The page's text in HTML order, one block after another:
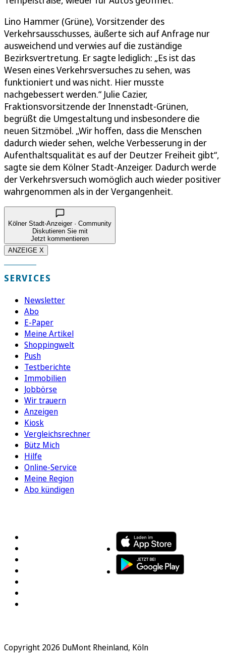
Lino Hammer (Grüne), Vorsitzender des
Verkehrsausschusses, äußerte sich auf Anfrage nur
ausweichend und verwies auf die zuständige
Bezirksvertretung. Er sagte lediglich: „Es ist das
Wesen eines Verkehrsversuches zu sehen, was
funktioniert und was nicht. Hier musste
nachgebessert werden.“ Julie Cazier,
Fraktionsvorsitzende der Innenstadt-Grünen,
begrüßt die Umgestaltung und insbesondere die
neuen Sitzmöbel. „Wir hoffen, dass die Menschen
dadurch wieder sehen, welche Verbesserung in der
Aufenthaltsqualität es auf der Deutzer Freiheit gibt“,
sagte sie dem Kölner Stadt-Anzeiger. Dadurch werde
der Verkehrsversuch womöglich auch wieder positiver
wahrgenommen als in der Vergangenheit.
Kölner Stadt-Anzeiger · Community
Diskutieren Sie mit
Jetzt kommentieren
ANZEIGE X
SERVICES
Newsletter
Abo
E-Paper
Meine Artikel
Shoppingwelt
Push
Testberichte
Immobilien
Jobbörse
Wir trauern
Anzeigen
Kiosk
Vergleichsrechner
Bütz Mich
Hilfe
Online-Service
Meine Region
Abo kündigen
Copyright 2026 DuMont Rheinland, Köln